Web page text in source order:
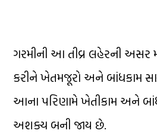
ગરમીની આ તીવ્ર લહેરની અસર
કરીને ખેતમજૂરો અને બાંધકામ
આના પરિણામે ખેતીકામ અને
અશક્ય બની જાય છે.